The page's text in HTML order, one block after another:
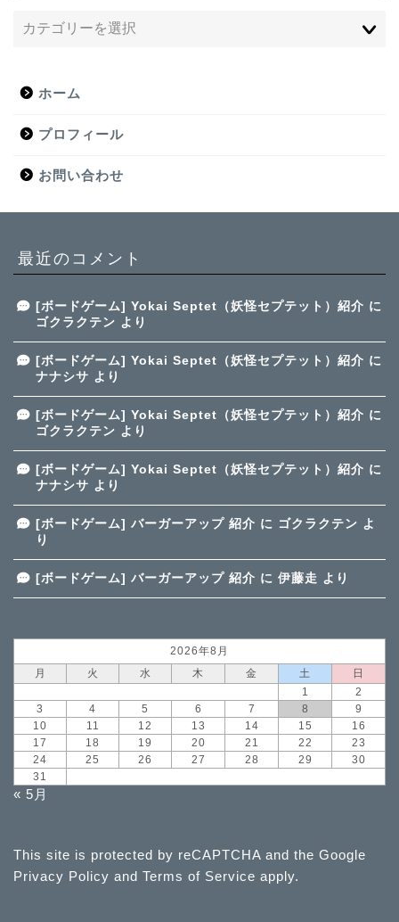
ホーム
プロフィール
お問い合わせ
最近のコメント
[ボードゲーム] Yokai Septet（妖怪セプテット）紹介 に
ゴクラクテン より
[ボードゲーム] Yokai Septet（妖怪セプテット）紹介 に
ナナシサ より
[ボードゲーム] Yokai Septet（妖怪セプテット）紹介 に
ゴクラクテン より
[ボードゲーム] Yokai Septet（妖怪セプテット）紹介 に
ナナシサ より
[ボードゲーム] バーガーアップ 紹介 に ゴクラクテン よ
り
[ボードゲーム] バーガーアップ 紹介 に 伊藤走 より
2026年8月
月
火 水 木 金 土
日
1
2
3
4 5 6 7 8
9
10
11 12 13 14 15
16
17
18 19 20 21 22
23
24
25 26 27 28 29
30
31
« 5月
This site is protected by reCAPTCHA and the Google
Privacy Policy and Terms of Service apply.